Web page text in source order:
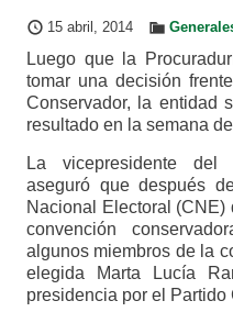
15 abril, 2014
Luego que la
tomar una decisión
Conservador, la entidad
resultado en la semana
La vicepresidente del
aseguró que después
Nacional Electoral (CNE)
convención
algunos miembros de la
elegida Marta Lucía
presidencia por el Partido